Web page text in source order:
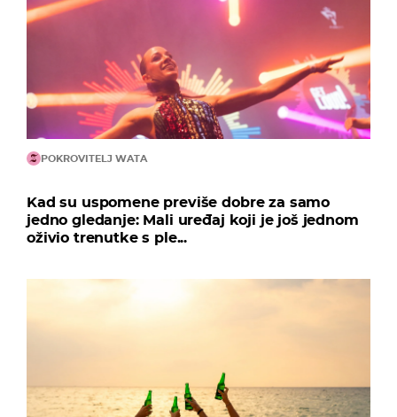
POKROVITELJ WATA
Kad su uspomene previše dobre za samo
jedno gledanje: Mali uređaj koji je još jednom
oživio trenutke s ple...